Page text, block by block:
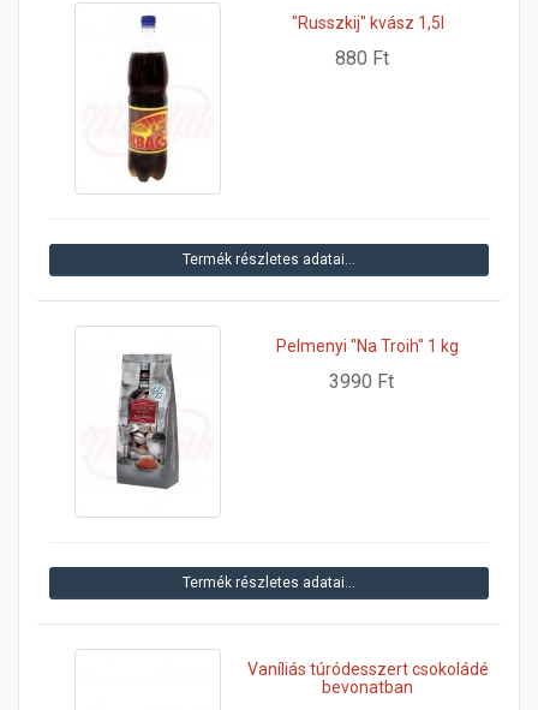
"Russzkij" kvász 1,5l
880 Ft
Termék részletes adatai…
Pelmenyi "Na Troih" 1 kg
3990 Ft
Termék részletes adatai…
Vaníliás túródesszert csokoládé
bevonatban